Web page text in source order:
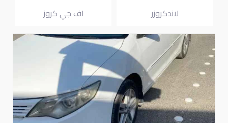
لاندكروزر اف جي كروز